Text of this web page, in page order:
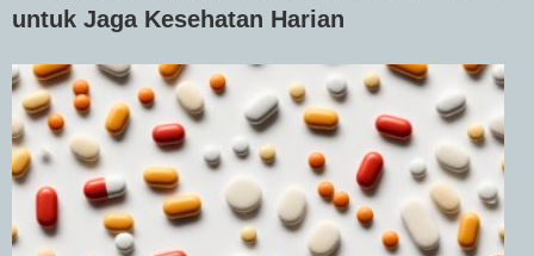
untuk Jaga Kesehatan Harian